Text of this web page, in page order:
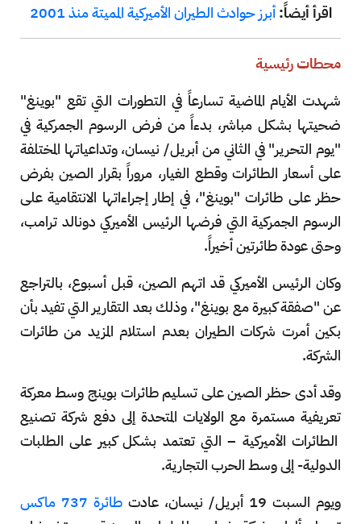
اقرأ أيضاً: أبرز حوادث الطيران الأميركية المميتة منذ 2001
محطات رئيسية
شهدت الأيام الماضية تسارعاً في التطورات التي تقع "بوينغ"
ضحيتها بشكل مباشر، بدءاً من فرض الرسوم الجمركية في
"يوم التحرير" في الثاني من أبريل/ نيسان، وتداعياتها المختلفة
على أسعار الطائرات وقطع الغيار، مروراً بقرار الصين بفرض
حظر على طائرات "بوينغ"، في إطار إجراءاتها الانتقامية على
الرسوم الجمركية التي فرضها الرئيس الأميركي دونالد ترامب،
وحتى عودة طائرتين أخيراً.
وكان الرئيس الأميركي قد اتهم الصين، قبل أسبوع، بالتراجع
عن "صفقة كبيرة مع بوينغ"، وذلك بعد التقارير التي تفيد بأن
بكين أمرت شركات الطيران بعدم استلام المزيد من طائرات
الشركة.
وقد أدى حظر الصين على تسليم طائرات بوينج وسط معركة
تعريفية مستمرة مع الولايات المتحدة إلى دفع شركة تصنيع
الطائرات الأميركية – التي تعتمد بشكل كبير على الطلبات
الدولية- إلى وسط الحرب التجارية.
ويوم السبت 19 أبريل/ نيسان، عادت
طائرة 737 ماكس